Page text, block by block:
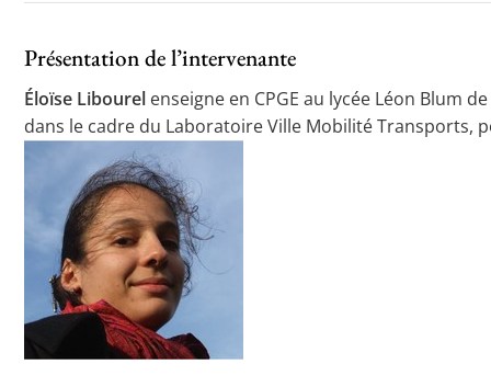
Présentation de l’intervenante
Éloïse Libourel enseigne en CPGE au lycée Léon Blum
dans le cadre du Laboratoire Ville Mobilité